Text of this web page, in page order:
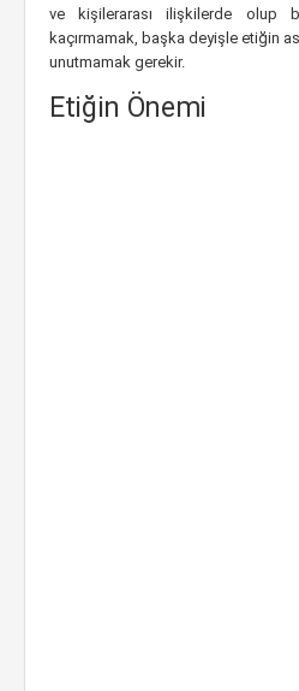
ve kişilerarası ilişkilerde olup
kaçırmamak, başka deyişle etiğin
unutmamak gerekir.
Etiğin Önemi